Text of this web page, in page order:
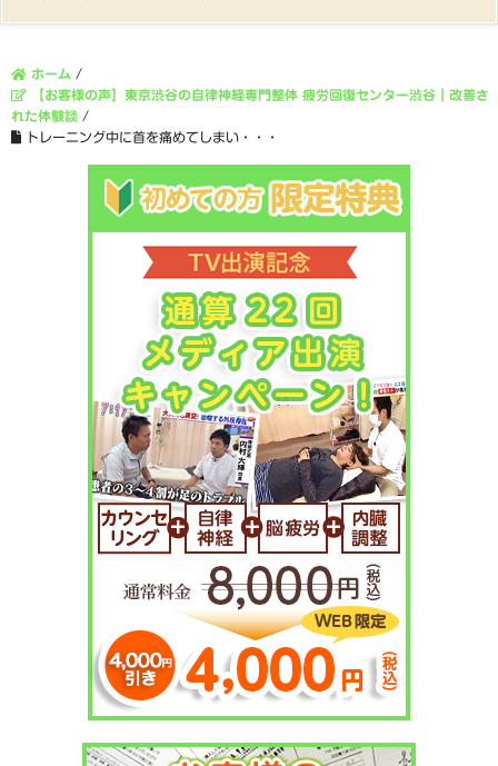
ホーム /
【お客様の声】東京渋谷の自律神経専門整体 疲労回復センター渋谷｜改善さ
れた体験談 /
トレーニング中に首を痛めてしまい・・・